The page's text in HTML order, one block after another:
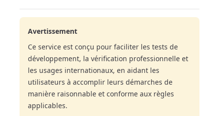
Avertissement
Ce service est conçu pour faciliter les tests de
développement, la vérification professionnelle et
les usages internationaux, en aidant les
utilisateurs à accomplir leurs démarches de
manière raisonnable et conforme aux règles
applicables.